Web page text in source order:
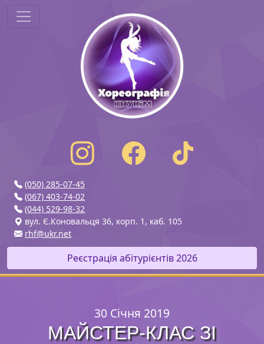
(050) 285-07-45
(067) 403-74-02
(044) 529-98-32
вул. Є.Коновальця 36, корп. 1, каб. 105
rhf@ukr.net
Реєстрація абітурієнтів 2026
30 Січня 2019
МАЙСТЕР-КЛАС ЗІ